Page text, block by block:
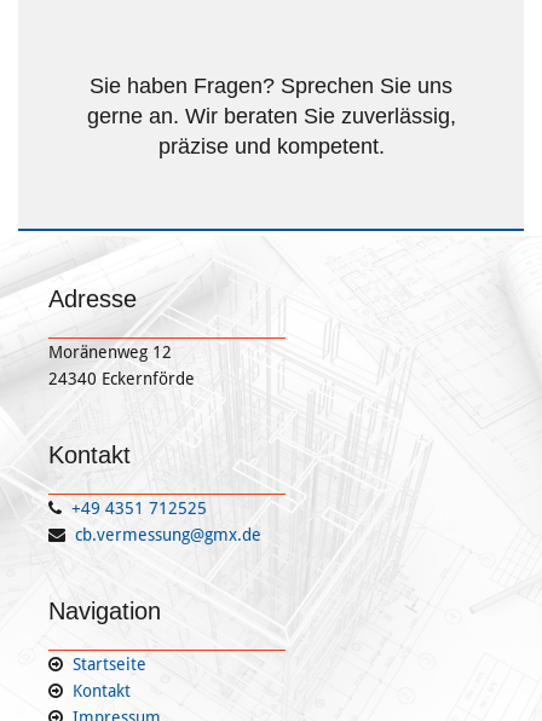
Sie haben Fragen? Sprechen Sie uns
gerne an. Wir beraten Sie zuverlässig,
präzise und kompetent.
Adresse
Moränenweg 12
24340 Eckernförde
Kontakt
 +49 4351 712525
 cb.vermessung@gmx.de
Navigation
 Startseite
 Kontakt
